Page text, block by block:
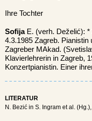
Ihre Tochter
SofijaE. (verh. Deželić): *
4.3.1985 Zagreb.
Zagreber MAkad.
Klavierlehrerin in Zagreb,
Konzertpianistin. Einer
LITERATUR
N. Bezić in S. Ingram et al. (Hg.),